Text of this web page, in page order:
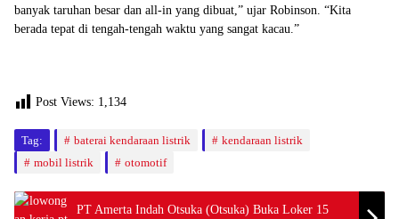
banyak taruhan besar dan all-in yang dibuat,” ujar Robinson. “Kita
berada tepat di tengah-tengah waktu yang sangat kacau.”
Post Views: 1,134
Tag: baterai kendaraan listrik
kendaraan listrik
mobil listrik
otomotif
PT Amerta Indah Otsuka (Otsuka) Buka Loker 15